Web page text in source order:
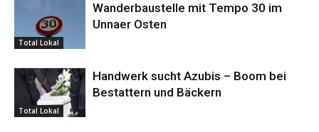
Total Lokal
Wanderbaustelle mit Tempo 30 im
Unnaer Osten
Total Lokal
Handwerk sucht Azubis – Boom bei
Bestattern und Bäckern